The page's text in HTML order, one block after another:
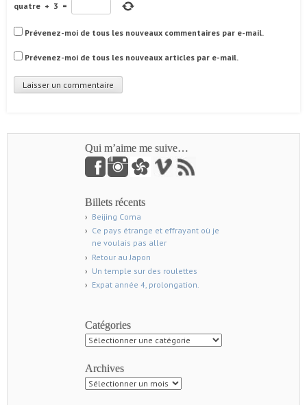
quatre + 3 =
Prévenez-moi de tous les nouveaux commentaires par e-mail.
Prévenez-moi de tous les nouveaux articles par e-mail.
Qui m’aime me suive…
Billets récents
Beijing Coma
Ce pays étrange et effrayant où je
ne voulais pas aller
Retour au Japon
Un temple sur des roulettes
Expat année 4, prolongation.
Catégories
Catégories
Archives
Archives